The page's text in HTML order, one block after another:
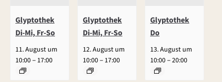
Glyptothek
Di-Mi, Fr-So
11. August um
10:00– 17:00
Glyptothek
Di-Mi, Fr-So
12. August um
10:00– 17:00
Glyptothek
Do
13. August um
10:00–20:00